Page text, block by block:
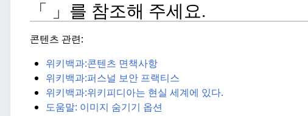
「 」를 참조해 주세요.
콘텐츠 관련:
위키백과:콘텐츠 면책사항
위키백과:퍼스널 보안 프랙티스
위키백과:위키피디아는 현실 세계에 있다.
도움말: 이미지 숨기기 옵션